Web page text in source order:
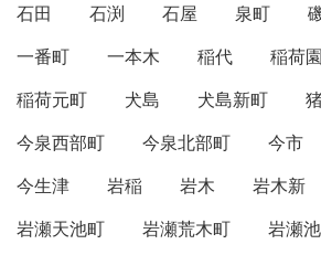
石田
石渕 石屋 泉町
一番町
一本木 稲代 稲荷
稲荷元町
犬島 犬島新町
今泉西部町
今泉北部町 今市
今生津
岩稲 岩木 岩木新
岩瀬天池町
岩瀬荒木町
岩瀬